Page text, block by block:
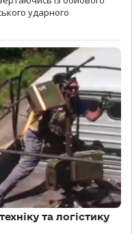
ударного
та логістику